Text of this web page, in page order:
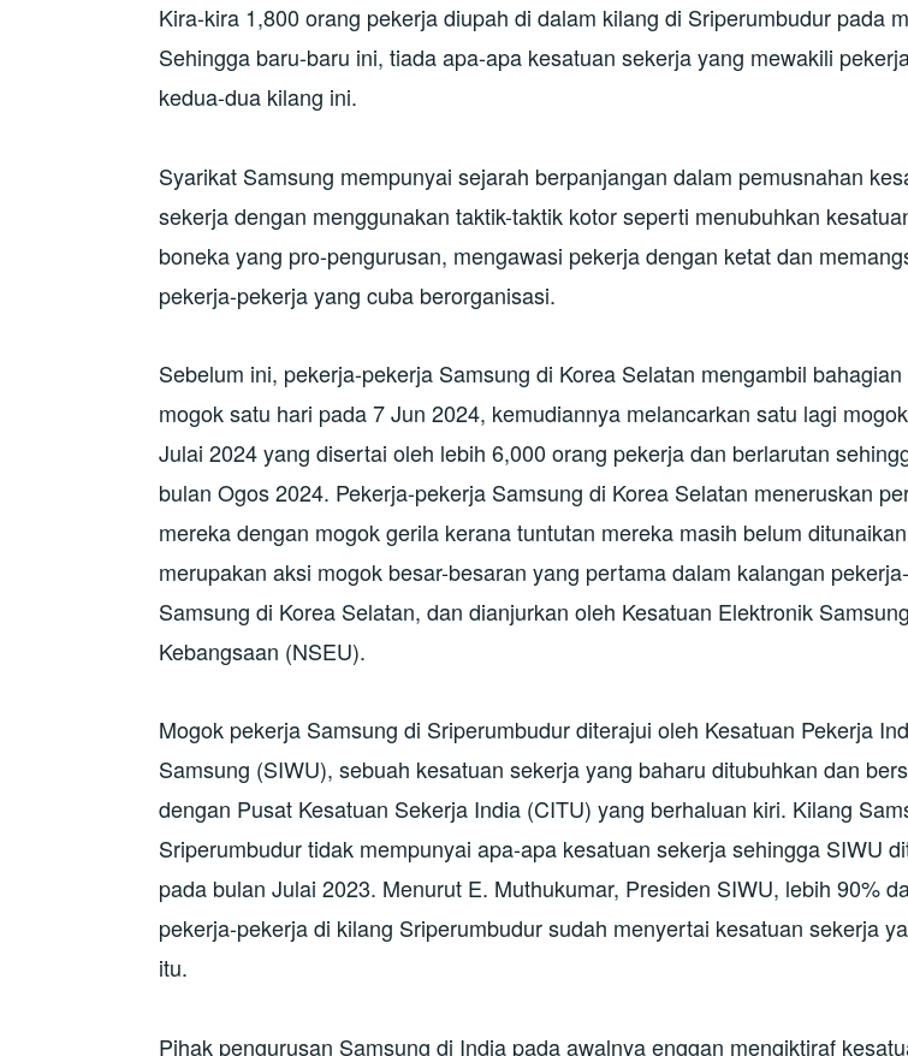
Kira-kira 1,800 orang pekerja diupah di dalam kilang di Sriperumbudur pada
Sehingga baru-baru ini, tiada apa-apa kesatuan sekerja yang mewakili
kedua-dua kilang ini.
Syarikat Samsung mempunyai sejarah berpanjangan dalam pemusnahan
sekerja dengan menggunakan taktik-taktik kotor seperti menubuhkan
boneka yang pro-pengurusan, mengawasi pekerja dengan ketat dan
pekerja-pekerja yang cuba berorganisasi.
Sebelum ini, pekerja-pekerja Samsung di Korea Selatan mengambil
mogok satu hari pada 7 Jun 2024, kemudiannya melancarkan satu lagi
Julai 2024 yang disertai oleh lebih 6,000 orang pekerja dan berlarutan
bulan Ogos 2024. Pekerja-pekerja Samsung di Korea Selatan meneruskan
mereka dengan mogok gerila kerana tuntutan mereka masih belum
merupakan aksi mogok besar-besaran yang pertama dalam kalangan
Samsung di Korea Selatan, dan dianjurkan oleh Kesatuan Elektronik Samsung
Kebangsaan (NSEU).
Mogok pekerja Samsung di Sriperumbudur diterajui oleh Kesatuan Pekerja
Samsung (SIWU), sebuah kesatuan sekerja yang baharu ditubuhkan dan
dengan Pusat Kesatuan Sekerja India (CITU) yang berhaluan kiri. Kilang
Sriperumbudur tidak mempunyai apa-apa kesatuan sekerja sehingga SIWU
pada bulan Julai 2023. Menurut E. Muthukumar, Presiden SIWU, lebih 90%
pekerja-pekerja di kilang Sriperumbudur sudah menyertai kesatuan sekerja
itu.
Pihak pengurusan Samsung di India pada awalnya enggan mengiktiraf